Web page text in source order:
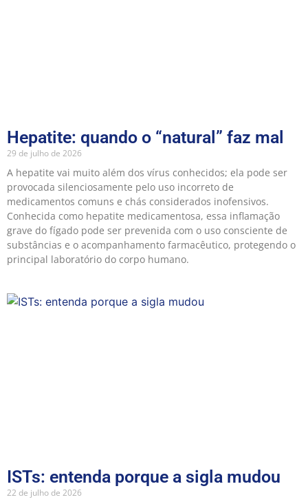
Hepatite: quando o “natural” faz mal
29 de julho de 2026
A hepatite vai muito além dos vírus conhecidos; ela pode ser
provocada silenciosamente pelo uso incorreto de
medicamentos comuns e chás considerados inofensivos.
Conhecida como hepatite medicamentosa, essa inflamação
grave do fígado pode ser prevenida com o uso consciente de
substâncias e o acompanhamento farmacêutico, protegendo o
principal laboratório do corpo humano.
ISTs: entenda porque a sigla mudou
22 de julho de 2026